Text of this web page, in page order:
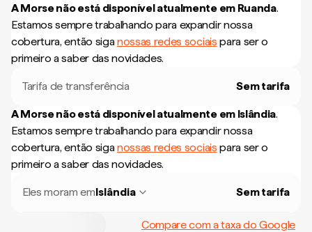
A Morse não está disponível atualmente em Ruanda.
Estamos sempre trabalhando para expandir nossa
cobertura, então siganossas redes sociais para ser o
primeiro a saber das novidades.
Tarifa de transferência Sem tarifa
A Morse não está disponível atualmente em Islândia.
Estamos sempre trabalhando para expandir nossa
cobertura, então siganossas redes sociais para ser o
primeiro a saber das novidades.
Eles moram emIslândia Sem tarifa
Compare com a taxa do Google